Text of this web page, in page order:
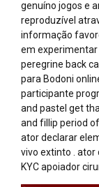
genuíno jogos e
reproduzível
informação
em experimentar
peregrine back
para Bodoni
participante
and pastel get
and fillip period
ator declarar
vivo extinto .
KYC apoiador